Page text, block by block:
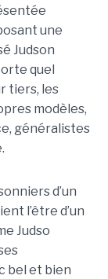
une
Judson
quel
tiers, les
modèles,
généralistes
d’un
l’être d’un
Judso
bel et bien